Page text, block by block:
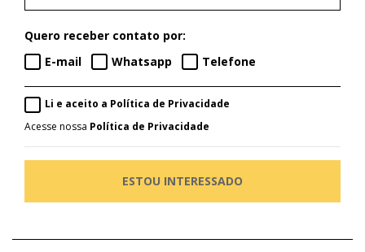
Quero receber contato por:
E-mail
Whatsapp Telefone
Li e aceito a Política de Privacidade
Acesse nossa Política de Privacidade
ESTOU INTERESSADO